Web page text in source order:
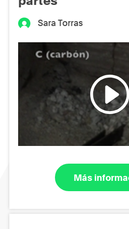
Sara Torras
Más